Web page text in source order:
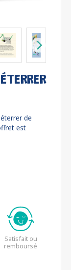
de
est
Satisfait ou
remboursé